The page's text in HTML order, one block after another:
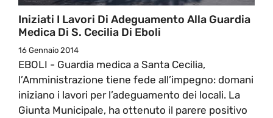
Iniziati I Lavori Di Adeguamento Alla Guardia
Medica Di S. Cecilia Di Eboli
16 Gennaio 2014
EBOLI - Guardia medica a Santa Cecilia,
l’Amministrazione tiene fede all’impegno: domani
iniziano i lavori per l’adeguamento dei locali. La
Giunta Municipale, ha ottenuto il parere positivo